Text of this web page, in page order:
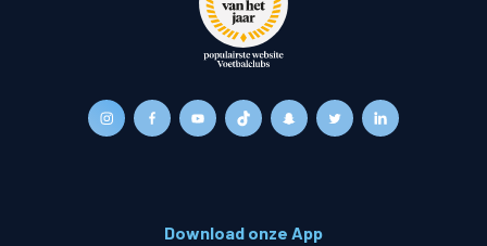
Download onze App